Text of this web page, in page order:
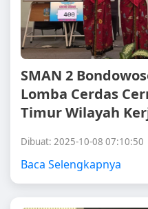
SMAN 2
Lomba Cerdas
Timur Wilayah
Dibuat: 2025-10-08 07:10:50
Baca Selengkapnya